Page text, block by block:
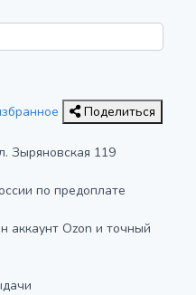
Поделиться
Зыряновская 119
по предоплате
аккаунт Ozon и точный